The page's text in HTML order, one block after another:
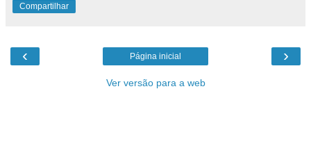
Compartilhar
‹ ›
Página inicial
Ver versão para a web